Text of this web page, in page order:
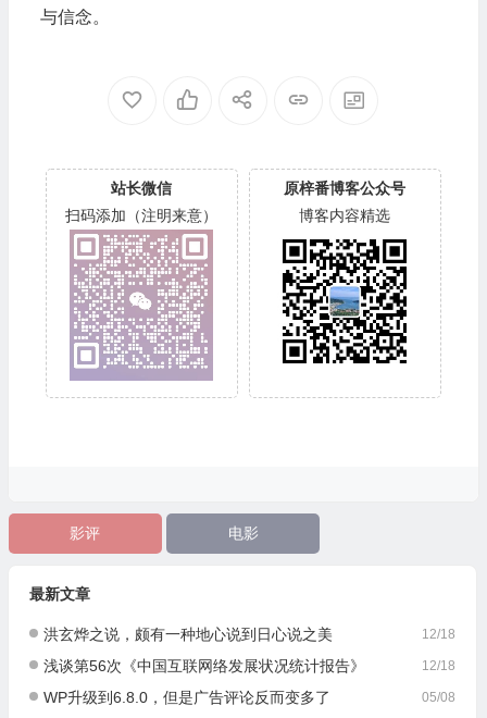
与信念。
站长微信
扫码添加（注明来意）
原梓番博客公众号
博客内容精选
影评 电影
最新文章
12/18
洪玄烨之说，颇有一种地心说到日心说之美
12/18
浅谈第56次《中国互联网络发展状况统计报告》
05/08
WP升级到6.8.0，但是广告评论反而变多了